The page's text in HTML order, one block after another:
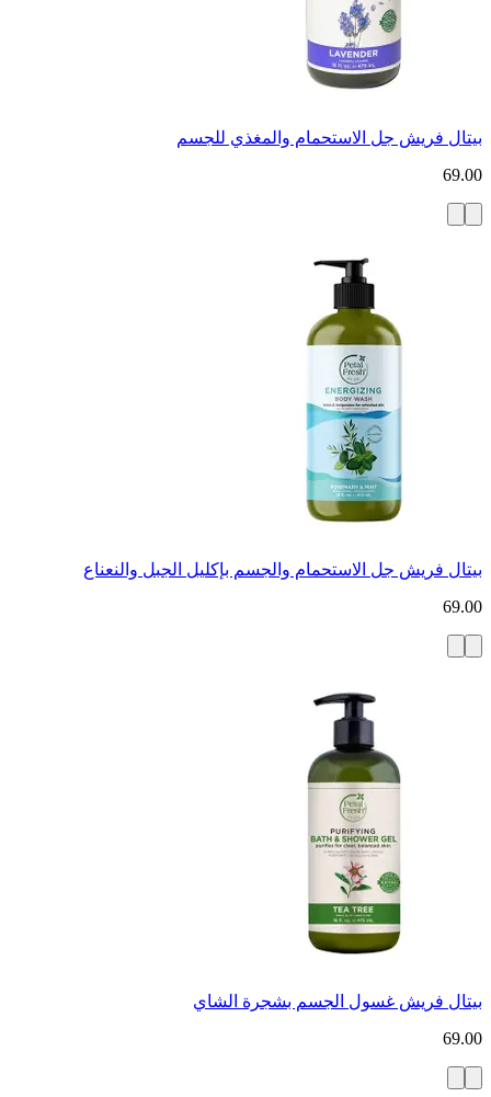
بيتال فريش جل الاستحمام والمغذي للجسم
69.00
بيتال فريش جل الاستحمام والجسم بإكليل الجبل والنعناع
69.00
بيتال فريش غسول الجسم بشجرة الشاي
69.00